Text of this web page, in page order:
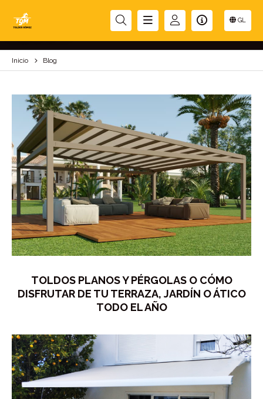
GL
BLOG
Inicio Blog
TOLDOS PLANOS Y PÉRGOLAS O CÓMO
DISFRUTAR DE TU TERRAZA, JARDÍN O ÁTICO
TODO EL AÑO